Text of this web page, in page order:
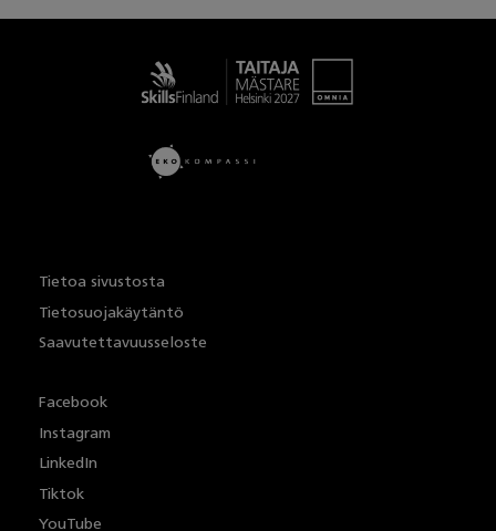
Tietoa sivustosta
Tietosuojakäytäntö
Saavutettavuusseloste
Facebook
Instagram
LinkedIn
Tiktok
YouTube